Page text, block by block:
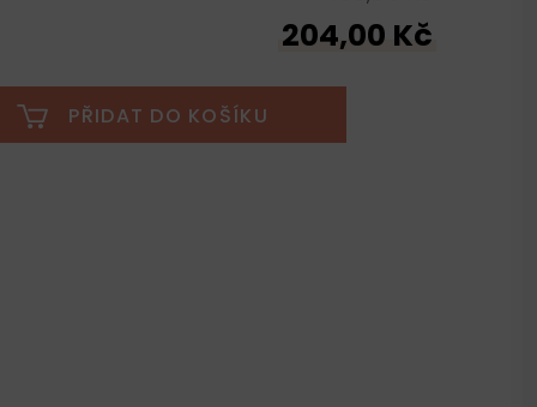
204,00 Kč
PŘIDAT DO KOŠÍKU